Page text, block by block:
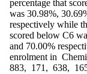
percentage that
was 30.98%,
respectively while
scored below C6
and 70.00%
enrolment in
883, 171, 638,